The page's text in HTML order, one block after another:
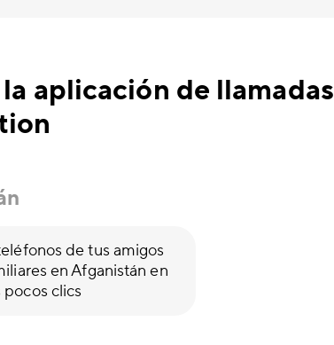
aplicación de llamadas
de tus amigos
en Afganistán en
pocos clics